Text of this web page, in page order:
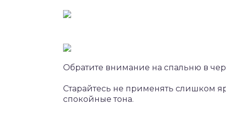
Обратите внимание на спальню в
Старайтесь не применять слишком
спокойные тона.